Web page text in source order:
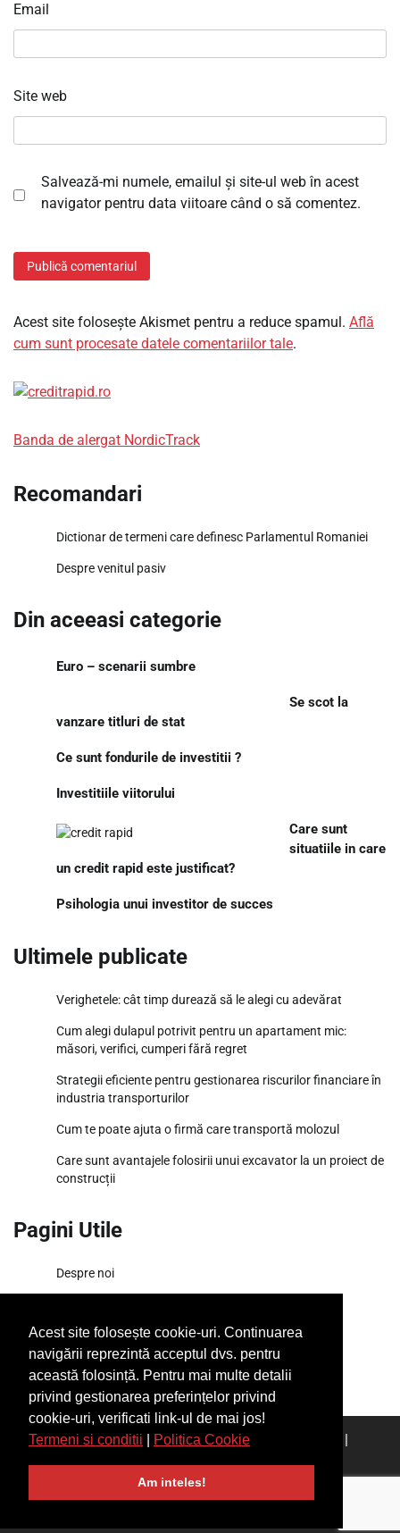
Acest site folosește cookie-uri. Continuarea
navigării reprezintă acceptul dvs. pentru
această folosință. Pentru mai multe detalii
privind gestionarea preferințelor privind
cookie-uri, verificati link-ul de mai jos!
Termeni si conditii
Politica Cookie
Am inteles!
Email
Site web
Salvează-mi numele, emailul și site-ul web în acest
navigator pentru data viitoare când o să comentez.
Acest site folosește Akismet pentru a reduce spamul. Află
cum sunt procesate datele comentariilor tale.
Banda de alergat NordicTrack
Recomandari
Dictionar de termeni care definesc Parlamentul Romaniei
Despre venitul pasiv
Din aceeasi categorie
Euro – scenarii sumbre
Se scot la
vanzare titluri de stat
Ce sunt fondurile de investitii ?
Investitiile viitorului
Care sunt
situatiile in care
un credit rapid este justificat?
Psihologia unui investitor de succes
Ultimele publicate
Verighetele: cât timp durează să le alegi cu adevărat
Cum alegi dulapul potrivit pentru un apartament mic:
măsori, verifici, cumperi fără regret
Strategii eficiente pentru gestionarea riscurilor financiare în
industria transporturilor
Cum te poate ajuta o firmă care transportă molozul
Care sunt avantajele folosirii unui excavator la un proiect de
construcții
Pagini Utile
Despre noi
SiteMap
Copyright © 2026Ponturi Fierbinți|Articolul tau aici
|
Glume amuzante si umor autentic romanesc